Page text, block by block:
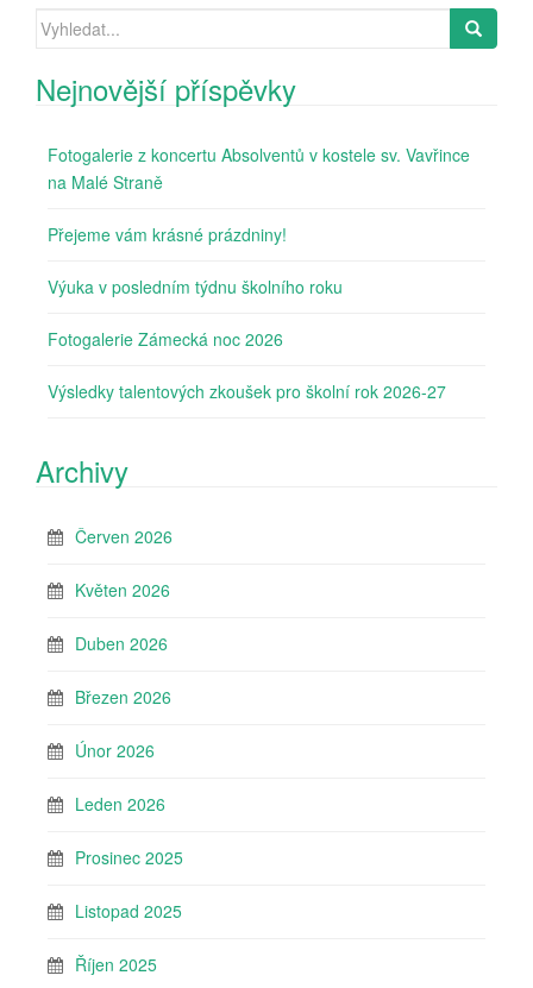
Search
for:
Nejnovější příspěvky
Fotogalerie z koncertu Absolventů v kostele sv. Vavřince
na Malé Straně
Přejeme vám krásné prázdniny!
Výuka v posledním týdnu školního roku
Fotogalerie Zámecká noc 2026
Výsledky talentových zkoušek pro školní rok 2026-27
Archivy
Červen 2026
Květen 2026
Duben 2026
Březen 2026
Únor 2026
Leden 2026
Prosinec 2025
Listopad 2025
Říjen 2025